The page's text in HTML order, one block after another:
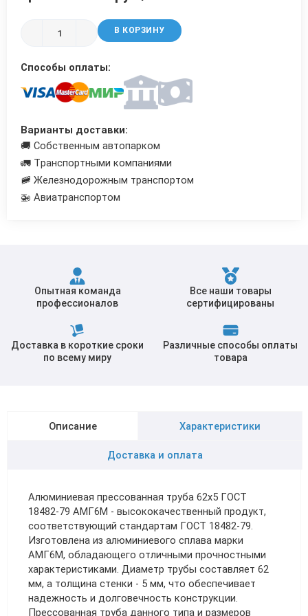
В КОРЗИНУ
Способы оплаты:
Варианты доставки:
🚚 Собственным автопарком
🚛 Транспортными компаниями
🚞 Железнодорожным транспортом
🚁 Авиатранспортом
Опытная команда
профессионалов
Все наши товары
сертифицированы
Доставка в короткие сроки
по всему миру
Различные способы оплаты
товара
Описание Характеристики
Доставка и оплата
Алюминиевая прессованная труба 62х5 ГОСТ
18482-79 АМГ6М - высококачественный продукт,
соответствующий стандартам ГОСТ 18482-79.
Изготовлена из алюминиевого сплава марки
АМГ6М, обладающего отличными прочностными
характеристиками. Диаметр трубы составляет 62
мм, а толщина стенки - 5 мм, что обеспечивает
надежность и долговечность конструкции.
Прессованная труба данного типа и размеров
Трубы в ВУС изоляции